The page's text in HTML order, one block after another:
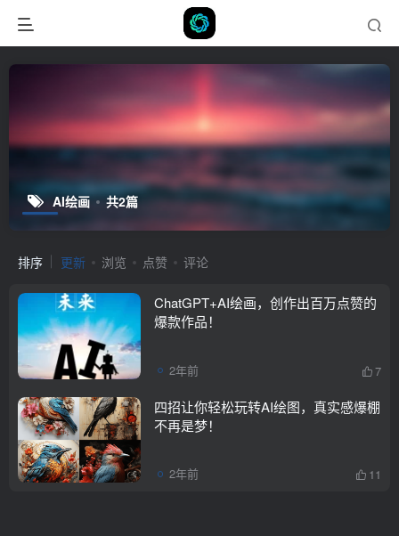
AI绘画 共2篇
排序 更新 浏览 点赞 评论
ChatGPT+AI绘画，创作出百万点赞的
爆款作品！
2年前 7
四招让你轻松玩转AI绘图，真实感爆棚
不再是梦！
2年前 11